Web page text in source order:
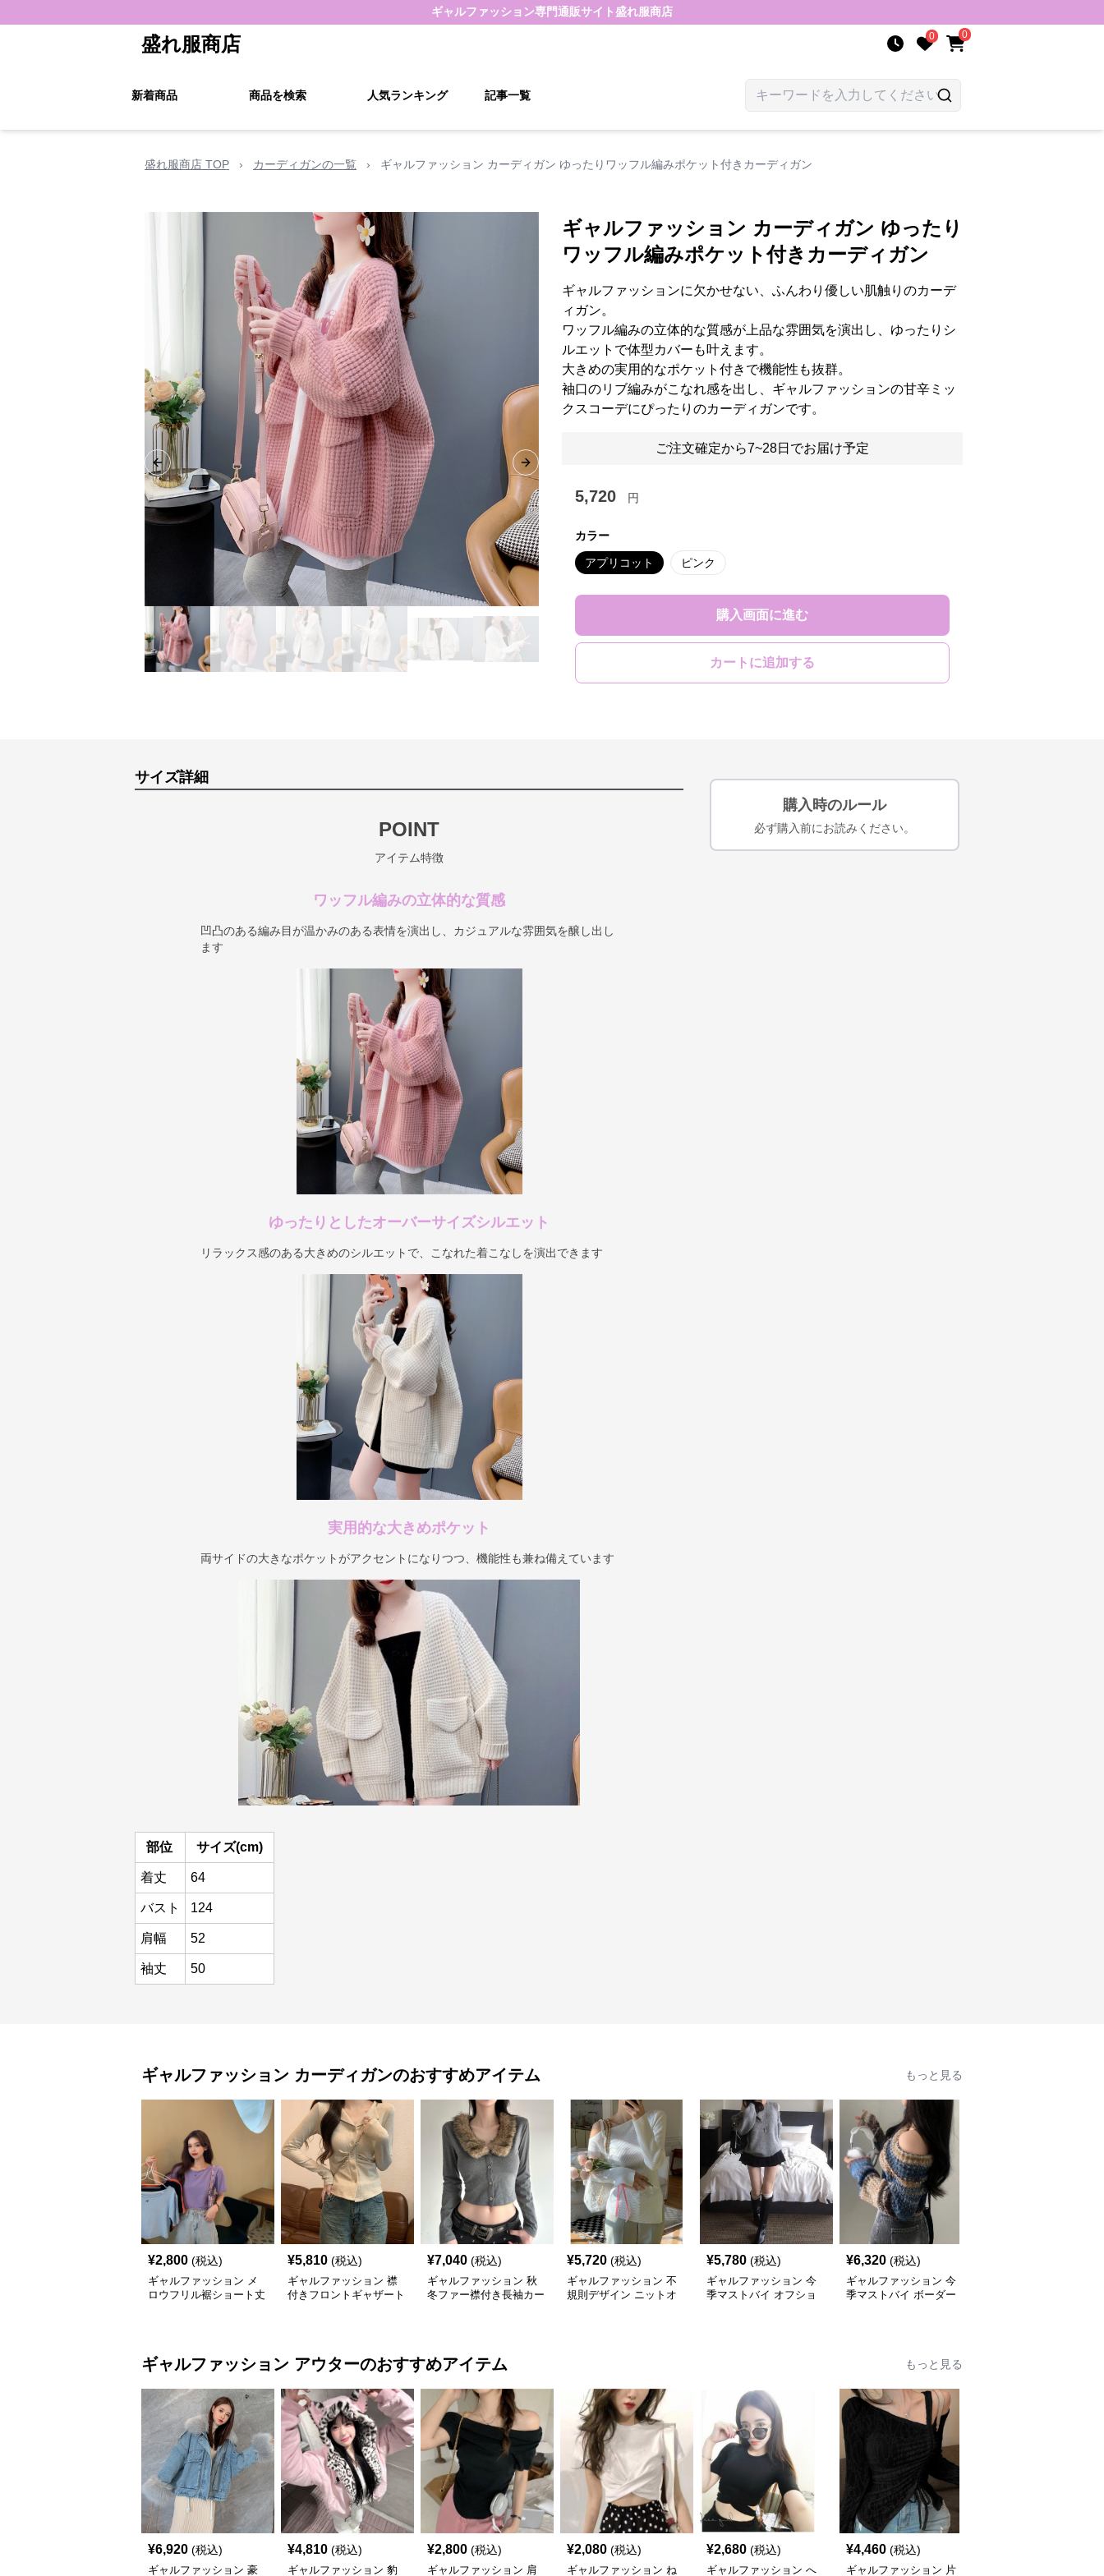
ギャルファッション専門通販サイト盛れ服商店
盛れ服商店 0 0
新着商品 商品を検索 人気ランキング 記事一覧
盛れ服商店 TOP › カーディガンの一覧 › ギャルファッション カーディガン ゆったりワッフル編みポケット付きカーディガン
Previous slide Next slide
ギャルファッション カーディガン ゆったり
ワッフル編みポケット付きカーディガン
ギャルファッションに欠かせない、ふんわり優しい肌触りのカーデ
ィガン。
ワッフル編みの立体的な質感が上品な雰囲気を演出し、ゆったりシ
ルエットで体型カバーも叶えます。
大きめの実用的なポケット付きで機能性も抜群。
袖口のリブ編みがこなれ感を出し、ギャルファッションの甘辛ミッ
クスコーデにぴったりのカーディガンです。
ご注文確定から7~28日でお届け予定
5,720 円
カラー
アプリコット ピンク
購入画面に進む
カートに追加する
サイズ詳細
POINT
アイテム特徴
ワッフル編みの立体的な質感
凹凸のある編み目が温かみのある表情を演出し、カジュアルな雰囲気を醸し出し
ます
ゆったりとしたオーバーサイズシルエット
リラックス感のある大きめのシルエットで、こなれた着こなしを演出できます
実用的な大きめポケット
両サイドの大きなポケットがアクセントになりつつ、機能性も兼ね備えています
部位 サイズ(cm)
着丈 64
バスト 124
肩幅 52
袖丈 50
購入時のルール
必ず購入前にお読みください。
ギャルファッション カーディガンのおすすめアイテム もっと見る
¥2,800 (税込)
ギャルファッション メ
ロウフリル裾ショート丈
¥5,810 (税込)
ギャルファッション 襟
付きフロントギャザート
¥7,040 (税込)
ギャルファッション 秋
冬ファー襟付き長袖カー
¥5,720 (税込)
ギャルファッション 不
規則デザイン ニットオ
¥5,780 (税込)
ギャルファッション 今
季マストバイ オフショ
¥6,320 (税込)
ギャルファッション 今
季マストバイ ボーダー
ギャルファッション アウターのおすすめアイテム もっと見る
¥6,920 (税込)
ギャルファッション 豪
¥4,810 (税込)
ギャルファッション 豹
¥2,800 (税込)
ギャルファッション 肩
¥2,080 (税込)
ギャルファッション ね
¥2,680 (税込)
ギャルファッション へ
¥4,460 (税込)
ギャルファッション 片